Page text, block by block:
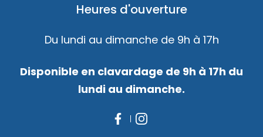
Heures d'ouverture
Du lundi au dimanche de 9h à 17h
Disponible en clavardage de 9h à 17h du
lundi au dimanche.